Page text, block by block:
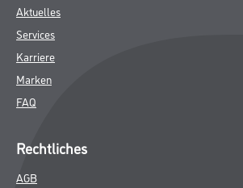
Aktuelles
Services
Karriere
Marken
FAQ
Rechtliches
AGB